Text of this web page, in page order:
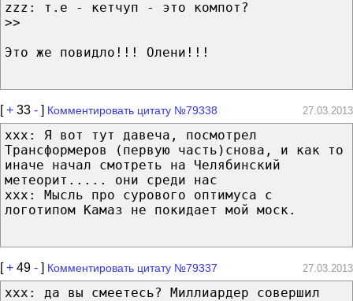
zzz: т.е - кетчуп - это компот?
>>
Это же повидло!!! Олени!!!
[+ 33 - ] Комментировать цитату №79338 27.03.2013
xxx: Я вот тут давеча, посмотрел
Трансформеров (первую часть)снова, и как то
иначе начал смотреть на Челябинский
метеорит..... они среди нас
xxx: Мысль про сурового оптимуса с
логотипом Камаз не покидает мой моск.
[+ 49 - ] Комментировать цитату №79337 27.03.2013
xxx: да вы смеетесь? Миллиардер совершил